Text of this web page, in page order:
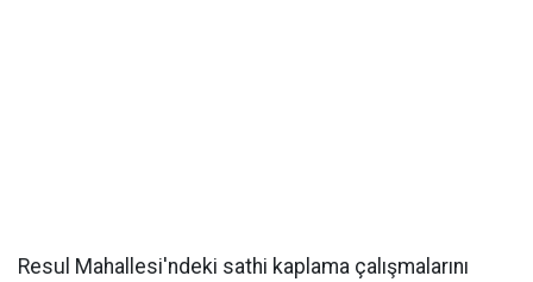
Resul Mahallesi'ndeki sathi kaplama çalışmalarını